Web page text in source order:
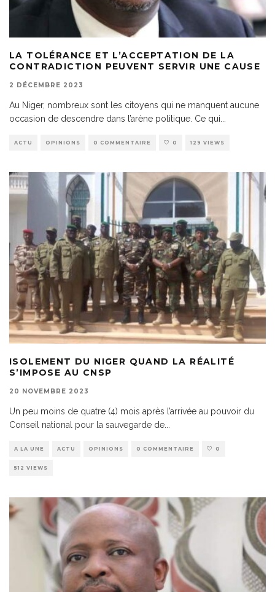
LA TOLÉRANCE ET L’ACCEPTATION DE LA
CONTRADICTION PEUVENT SERVIR UNE CAUSE
2 DÉCEMBRE 2023
Au Niger, nombreux sont les citoyens qui ne manquent aucune
occasion de descendre dans l’arène politique. Ce qui...
ACTU OPINIONS 0 COMMENTAIRE 0 129 VIEWS
ISOLEMENT DU NIGER QUAND LA RÉALITÉ
S’IMPOSE AU CNSP
20 NOVEMBRE 2023
Un peu moins de quatre (4) mois après l’arrivée au pouvoir du
Conseil national pour la sauvegarde de
A LA UNE ACTU OPINIONS 0 COMMENTAIRE 0
512 VIEWS